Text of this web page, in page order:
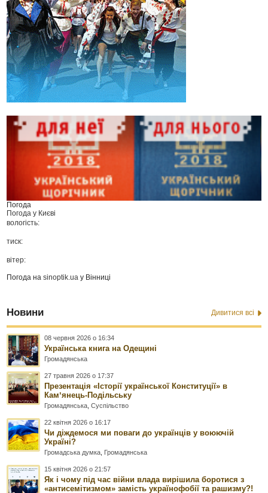
Погода
Погода у Києві
вологість:
тиск:
вітер:
Погода наsinoptik.ua у Вінниці
Новини Дивитися всі
08 червня 2026 о 16:34
Українська книга на Одещині
Громадянська
27 травня 2026 о 17:37
Презентація «Історії української Конституції» в
Камʼянець-Подільську
Громадянська ,Суспільство
22 квітня 2026 о 16:17
Чи діждемося ми поваги до українців у воюючій
Україні?
Громадська думка Громадянська
15 квітня 2026 о 21:57
Як і чому під час війни влада вирішила боротися з
«антисемітизмом» замість українофобії та рашизму?!